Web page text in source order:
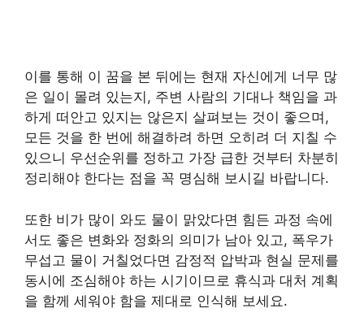
이를 통해 이 꿈을 본 뒤에는 현재 자신에게 너무 많
은 일이 몰려 있는지, 주변 사람의 기대나 책임을 과
하게 떠안고 있지는 않은지 살펴보는 것이 좋으며,
모든 것을 한 번에 해결하려 하면 오히려 더 지칠 수
있으니 우선순위를 정하고 가장 급한 것부터 차분히
정리해야 한다는 점을 꼭 명심해 보시길 바랍니다.
또한 비가 많이 와도 물이 맑았다면 힘든 과정 속에
서도 좋은 변화와 정화의 의미가 남아 있고, 폭우가
무섭고 물이 거칠었다면 감정적 압박과 현실 문제를
동시에 조심해야 하는 시기이므로 휴식과 대처 계획
을 함께 세워야 함을 제대로 인식해 보세요.